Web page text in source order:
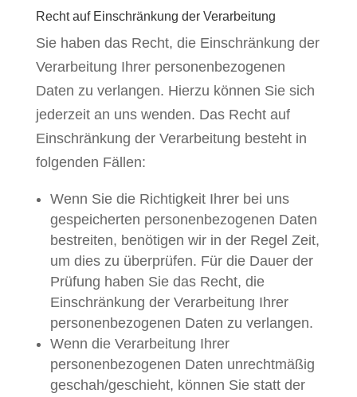
Recht auf Einschränkung der Verarbeitung
Sie haben das Recht, die Einschränkung der
Verarbeitung Ihrer personenbezogenen
Daten zu verlangen. Hierzu können Sie sich
jederzeit an uns wenden. Das Recht auf
Einschränkung der Verarbeitung besteht in
folgenden Fällen:
Wenn Sie die Richtigkeit Ihrer bei uns
gespeicherten personenbezogenen Daten
bestreiten, benötigen wir in der Regel Zeit,
um dies zu überprüfen. Für die Dauer der
Prüfung haben Sie das Recht, die
Einschränkung der Verarbeitung Ihrer
personenbezogenen Daten zu verlangen.
Wenn die Verarbeitung Ihrer
personenbezogenen Daten unrechtmäßig
geschah/geschieht, können Sie statt der